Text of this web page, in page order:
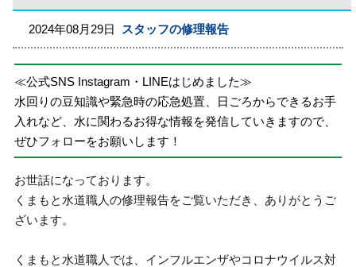
2024年08月29日 スタッフの修理報告
≪公式SNS Instagram・LINEはじめました≫
水回りの豆知識や緊急時の応急処置、日ごろからできるお手
入れなど、水に関わるお得な情報を発信していきますので、
ぜひフォローをお願いします！
お世話になっております。
くまもと水道職人の修理報告をご覧いただき、ありがとうご
ざいます。
くまもと水道職人では、インフルエンザやコロナウイルス対